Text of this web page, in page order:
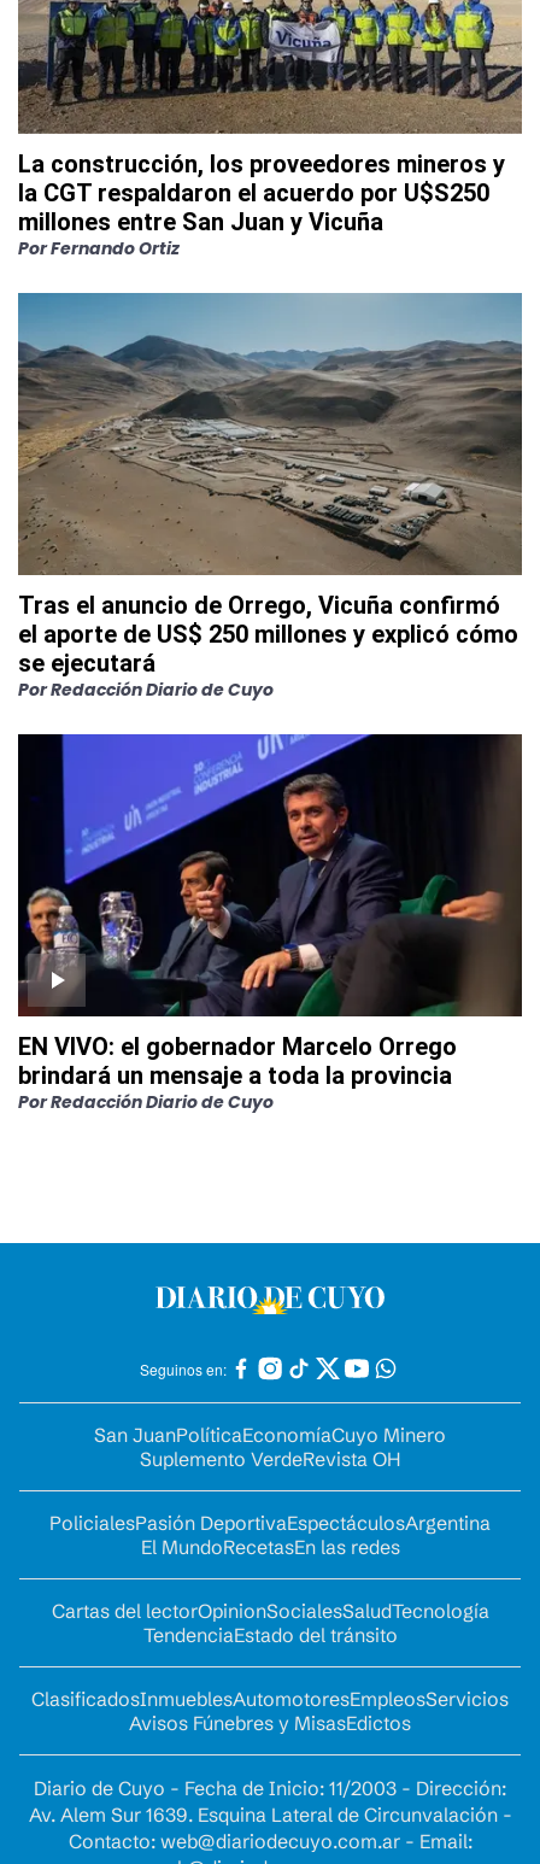
La construcción, los proveedores mineros y
la CGT respaldaron el acuerdo por U$S250
millones entre San Juan y Vicuña
PorFernando Ortiz
Tras el anuncio de Orrego, Vicuña confirmó
el aporte de US$ 250 millones y explicó cómo
se ejecutará
PorRedacción Diario de Cuyo
EN VIVO: el gobernador Marcelo Orrego
brindará un mensaje a toda la provincia
PorRedacción Diario de Cuyo
Seguinos en:
San JuanPolíticaEconomíaCuyo Minero
Suplemento VerdeRevista OH
PolicialesPasión DeportivaEspectáculosArgentina
El MundoRecetasEn las redes
Cartas del lectorOpinionSocialesSaludTecnología
TendenciaEstado del tránsito
ClasificadosInmueblesAutomotoresEmpleosServicios
Avisos Fúnebres y MisasEdictos
Diario de Cuyo - Fecha de Inicio: 11/2003 - Dirección:
Av. Alem Sur 1639. Esquina Lateral de Circunvalación -
Contacto: web@diariodecuyo.com.ar- Email: